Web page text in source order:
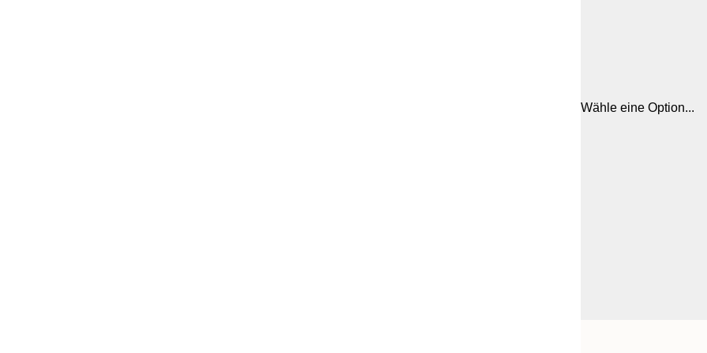
Wähle eine Option...